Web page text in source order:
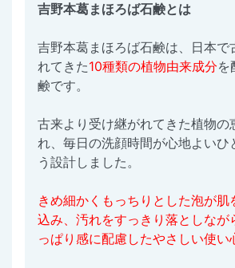
吉野本葛まほろば石鹸とは
吉野本葛まほろば石鹸は、日本で
れてきた10種類の植物由来成分を
鹸です。
古来より受け継がれてきた植物の
れ、毎日の洗顔時間が心地よいひ
う設計しました。
きめ細かくもっちりとした泡が肌
込み、汚れをすっきり落としなが
っぱり感に配慮したやさしい使い